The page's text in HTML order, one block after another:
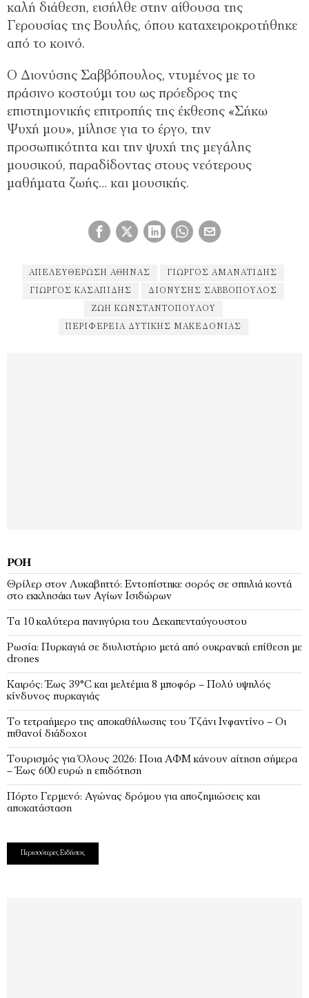
καλή διάθεση, εισήλθε στην αίθουσα της
Γερουσίας της Βουλής, όπου καταχειροκροτήθηκε
από το κοινό.
Ο Διονύσης Σαββόπουλος, ντυμένος με το
πράσινο κοστούμι του ως πρόεδρος της
επιστημονικής επιτροπής της έκθεσης «Σήκω
Ψυχή μου», μίλησε για το έργο, την
προσωπικότητα και την ψυχή της μεγάλης
μουσικού, παραδίδοντας στους νεότερους
μαθήματα ζωής… και μουσικής.
ΑΠΕΛΕΥΘΈΡΩΣΗ ΑΘΉΝΑΣ ΓΙΏΡΓΟΣ ΑΜΑΝΑΤΊΔΗΣ
ΓΙΏΡΓΟΣ ΚΑΣΑΠΊΔΗΣ ΔΙΟΝΎΣΗΣ ΣΑΒΒΌΠΟΥΛΟΣ
ΖΩΉ ΚΩΝΣΤΑΝΤΟΠΟΎΛΟΥ
ΠΕΡΙΦΈΡΕΙΑ ΔΥΤΙΚΉΣ ΜΑΚΕΔΟΝΊΑΣ
ΡΟΉ
Θρίλερ στον Λυκαβηττό: Εντοπίστηκε σορός σε σπηλιά κοντά
στο εκκλησάκι των Αγίων Ισιδώρων
Τα 10 καλύτερα πανηγύρια του Δεκαπενταύγουστου
Ρωσία: Πυρκαγιά σε διυλιστήριο μετά από ουκρανική επίθεση με
drones
Καιρός: Έως 39°C και μελτέμια 8 μποφόρ – Πολύ υψηλός
κίνδυνος πυρκαγιάς
Το τετραήμερο της αποκαθήλωσης του Τζάνι Ινφαντίνο – Οι
πιθανοί διάδοχοι
Τουρισμός για Όλους 2026: Ποια ΑΦΜ κάνουν αίτηση σήμερα
– Έως 600 ευρώ η επιδότηση
Πόρτο Γερμενό: Αγώνας δρόμου για αποζημιώσεις και
αποκατάσταση
Περισσότερες Ειδήσεις